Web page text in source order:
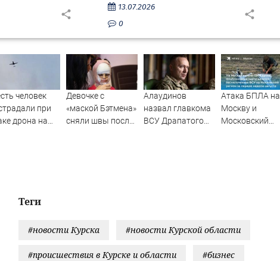
13.07.2026
0
человек
при
дрона на
Девочке с
«маской Бэтмена»
сняли швы после
Алаудинов
назвал главкома
ВСУ Драпатого
Атака БПЛА на
Москву и
Московский
ВСУ
Теги
#новости Курска #новости Курской области
#происшествия в Курске и области #бизнес